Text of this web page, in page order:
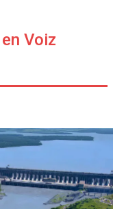
Voiz